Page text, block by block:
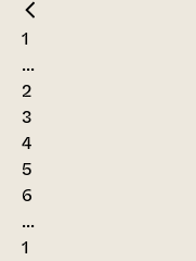
1
...
2
3
4
5
6
...
1